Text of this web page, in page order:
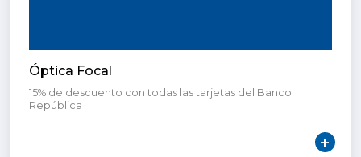
Óptica Focal
15% de descuento con todas las tarjetas del Banco
República